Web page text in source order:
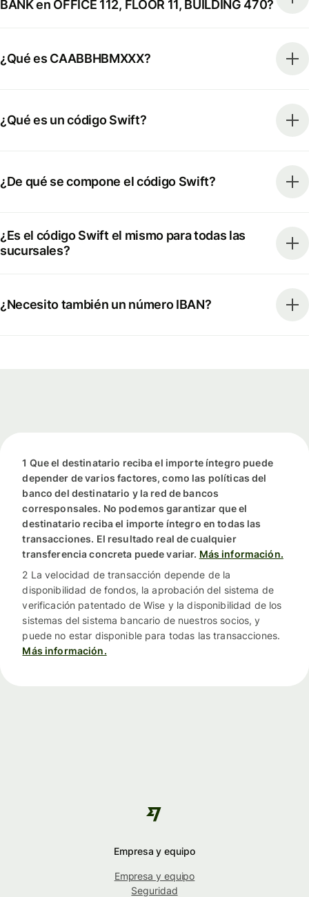
BANK en OFFICE 112, FLOOR 11, BUILDING 470?
¿Qué es CAABBHBMXXX?
¿Qué es un código Swift?
¿De qué se compone el código Swift?
¿Es el código Swift el mismo para todas las
sucursales?
¿Necesito también un número IBAN?
1 Que el destinatario reciba el importe íntegro puede
depender de varios factores, como las políticas del
banco del destinatario y la red de bancos
corresponsales. No podemos garantizar que el
destinatario reciba el importe íntegro en todas las
transacciones. El resultado real de cualquier
transferencia concreta puede variar. Más información.
2 La velocidad de transacción depende de la
disponibilidad de fondos, la aprobación del sistema de
verificación patentado de Wise y la disponibilidad de los
sistemas del sistema bancario de nuestros socios, y
puede no estar disponible para todas las transacciones.
Más información.
Empresa y equipo
Empresa y equipo
Seguridad